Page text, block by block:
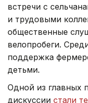
встречи с
и трудовыми
общественные
велопробеги.
поддержка
детьми.
Одной из главных
дискуссии стали